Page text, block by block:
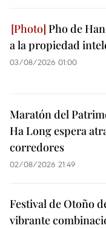
Pho de
a la propiedad
03/08/2026 01:00
Maratón del
Ha Long espera
corredores
02/08/2026 21:49
Festival de Otoño
vibrante